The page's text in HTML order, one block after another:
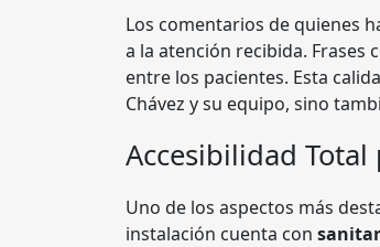
Los comentarios de quienes
a la atención recibida. Frases
entre los pacientes. Esta
Chávez y su equipo, sino
Accesibilidad Total
Uno de los aspectos más
instalación cuenta con